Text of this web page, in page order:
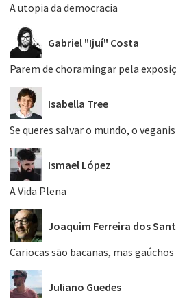
A utopia da democracia
Gabriel "Ijuí" Costa
Parem de choramingar pela
Isabella Tree
Se queres salvar o mundo, o
Ismael López
A Vida Plena
Joaquim Ferreira dos
Cariocas são bacanas, mas
Juliano Guedes